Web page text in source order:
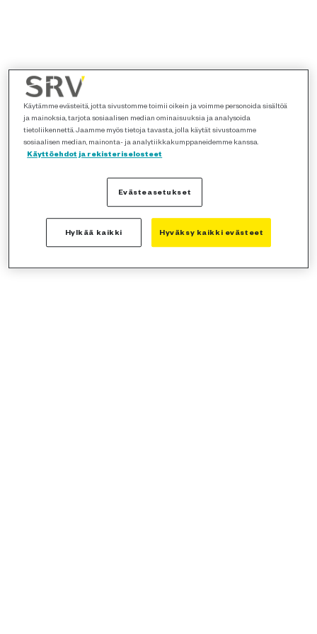
Käytämme evästeitä, jotta sivustomme toimii oikein ja voimme personoida sisältöä
ja mainoksia, tarjota sosiaalisen median ominaisuuksia ja analysoida
tietoliikennettä. Jaamme myös tietoja tavasta, jolla käytät sivustoamme
sosiaalisen median, mainonta- ja analytiikkakumppaneidemme kanssa.
Käyttöehdot ja rekisteriselosteet
Evästeasetukset
Hylkää kaikki Hyväksy kaikki evästeet